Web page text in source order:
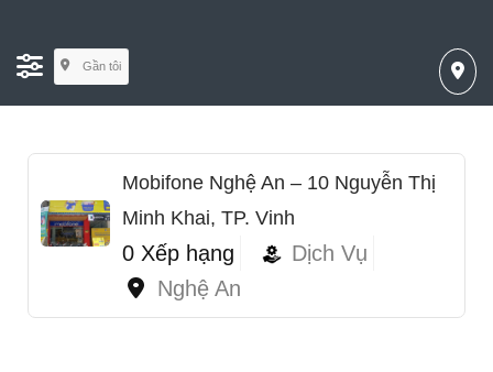
Gần tôi
Mobifone Nghệ An – 10 Nguyễn Thị
Minh Khai, TP. Vinh
0 Xếp hạng
Dịch Vụ
Nghệ An